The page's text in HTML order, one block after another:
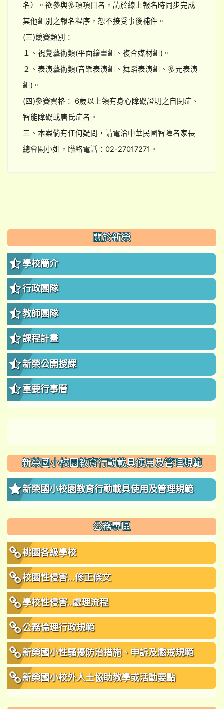
名）。欲參與多項項目者，請於線上報名時同步完成
其他組別之報名程序，恕不接受事後補件。
(三)競賽類別：
１、視覺藝術類(平面繪畫組、複合媒材組)。
２、表演藝術類(音樂表演組、舞蹈表演組、多元表演
組)。
(四)參賽資格： 6歲以上領有身心障礙證明之自閉症、
智能障礙或唐氏症者。
三、本案倘有任何疑問，請電洽中華民國智障者家長
總會闕小姐，聯絡電話：02-27017271。
::: 關於新榮
學校簡介
行政團隊
教師團隊
課程計畫
新榮公開授課
重要行事曆
新榮國小校園教育行動載具使用及管理規範
新榮國小校園教育行動載具使用及管理規範
公務專區
桃園各級學校
校園性侵害...修正條文
學校性侵害..處理流程
公務倫理行政規範
新榮國小性騷擾防治措施、申訴及懲戒規範
新榮國小校外人士協助教學或活動要點